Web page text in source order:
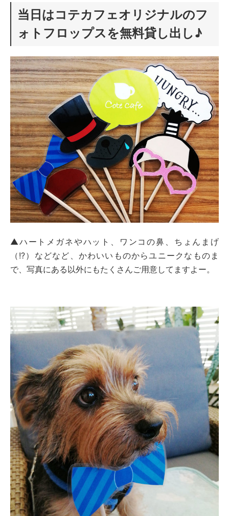
当日はコテカフェオリジナルのフ
ォトフロップスを無料貸し出し♪
▲ハートメガネやハット、ワンコの鼻、ちょんまげ
（!?）などなど、かわいいものからユニークなものま
で、写真にある以外にもたくさんご用意してますよー。